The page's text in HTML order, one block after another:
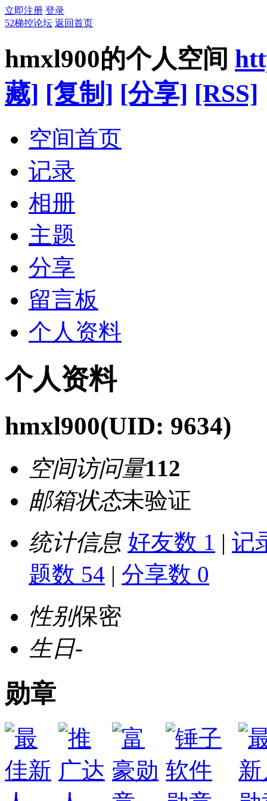
立即注册 登录
52梯控论坛 返回首页
hmxl900的个人空间
藏] [复制] [分享] [RSS]
空间首页
记录
相册
主题
分享
留言板
个人资料
个人资料
hmxl900(UID: 9634)
空间访问量112
邮箱状态未验证
统计信息 好友数 1 | 记
题数 54 | 分享数 0
性别保密
生日-
勋章